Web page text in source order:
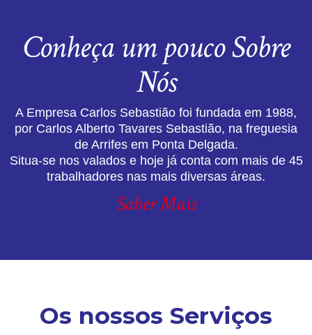
Conheça um pouco Sobre
Nós
A Empresa Carlos Sebastião foi fundada em 1988,
por Carlos Alberto Tavares Sebastião, na freguesia
de Arrifes em Ponta Delgada.
Situa-se nos valados e hoje já conta com mais de 45
trabalhadores nas mais diversas áreas.
Saber Mais
Os nossos Serviços